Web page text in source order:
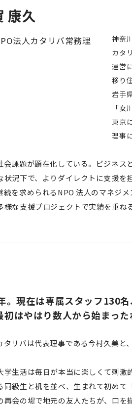
康久
法人カタリバ常務理
神奈
カタ
運営
移り
岩手
「
東京
理事に
会課題が顕在化している。ビジネ
況下で、よりダイレクトに支援
を求められるNPO 法人のマネジ
様な支援プロジェクトで実績を重
現在は専属スタッフ130
はやはり数人から始まった
リバは代表理事である今村久美と
生活は毎日が本当に楽しくて刺
級生と机を並べ、生まれて初め
会の場で地元の友人たちが、口